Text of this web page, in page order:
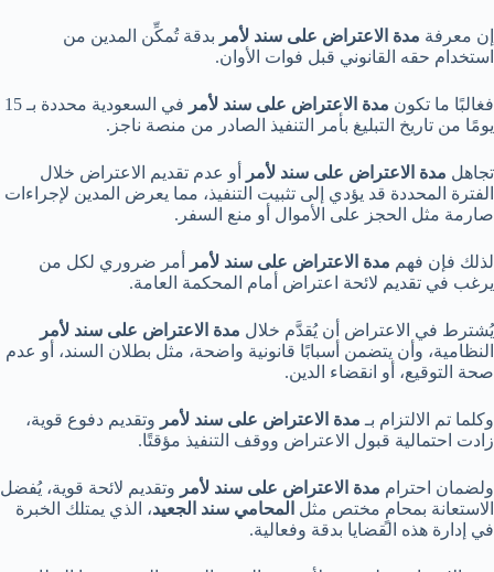
إن معرفة مدة الاعتراض على سند لأمر بدقة تُمكِّن المدين من
استخدام حقه القانوني قبل فوات الأوان.
فغالبًا ما تكون مدة الاعتراض على سند لأمر
في السعودية محددة بـ 15
يومًا من تاريخ التبليغ بأمر التنفيذ الصادر من منصة ناجز.
تجاهل مدة الاعتراض على سند لأمر
أو عدم تقديم الاعتراض خلال
الفترة المحددة قد يؤدي إلى تثبيت التنفيذ، مما يعرض المدين لإجراءات
صارمة مثل الحجز على الأموال أو منع السفر.
لذلك فإن فهم مدة الاعتراض على سند لأمر
أمر ضروري لكل من
يرغب في تقديم لائحة اعتراض أمام المحكمة العامة.
يُشترط في الاعتراض أن يُقدَّم خلال مدة الاعتراض على سند لأمر
النظامية، وأن يتضمن أسبابًا قانونية واضحة، مثل بطلان السند، أو عدم
صحة التوقيع، أو انقضاء الدين.
وكلما تم الالتزام بـ مدة الاعتراض على سند لأمر وتقديم دفوع قوية،
زادت احتمالية قبول الاعتراض ووقف التنفيذ مؤقتًا.
ولضمان احترام مدة الاعتراض على سند لأمر وتقديم لائحة قوية، يُفضل
الاستعانة بمحامٍ مختص مثل المحامي سند الجعيد، الذي يمتلك الخبرة
في إدارة هذه القضايا بدقة وفعالية.